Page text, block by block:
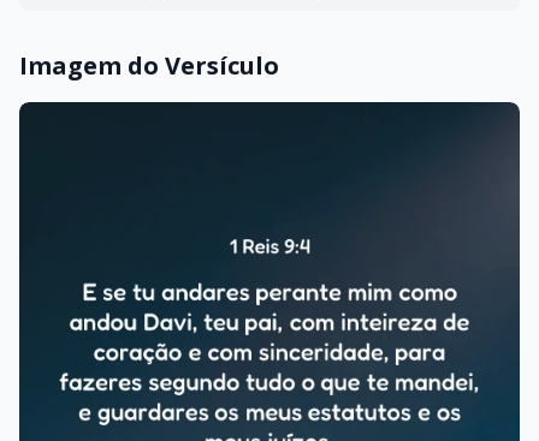
Imagem do Versículo